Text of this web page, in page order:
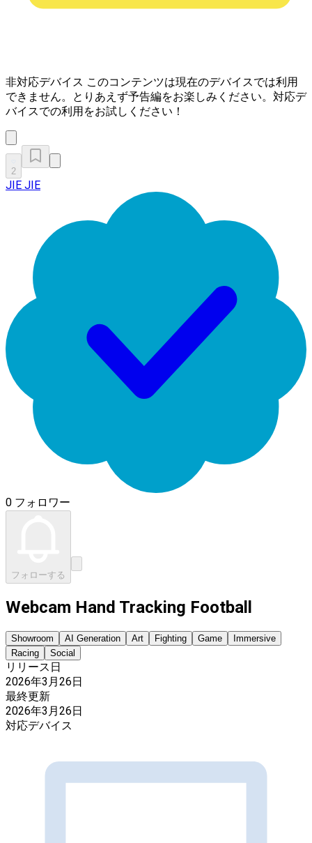
非対応デバイス このコンテンツは現在のデバイスでは利用
できません。とりあえず予告編をお楽しみください。対応デ
バイスでの利用をお試しください！
2
JIE JIE
0 フォロワー
フォローする
Webcam Hand Tracking Football
Showroom AI Generation Art Fighting Game
Immersive
Racing
Social
リリース日
2026年3月26日
最終更新
2026年3月26日
対応デバイス